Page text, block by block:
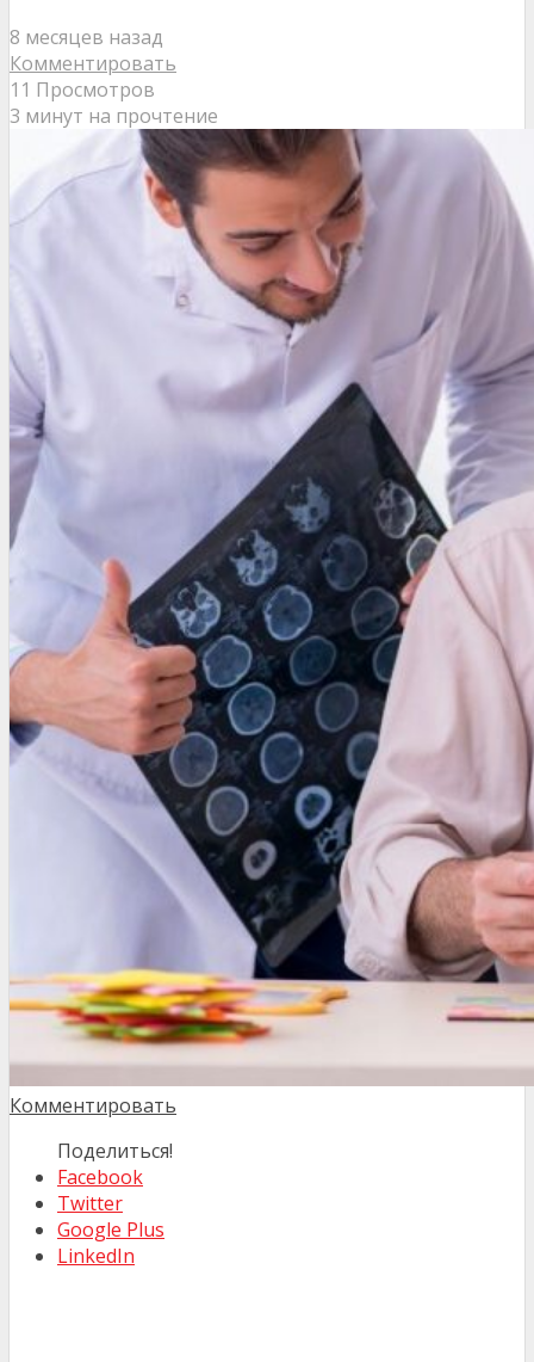
8 месяцев назад
Комментировать
11 Просмотров
3 минут на прочтение
Комментировать
Поделиться!
Facebook
Twitter
Google Plus
LinkedIn